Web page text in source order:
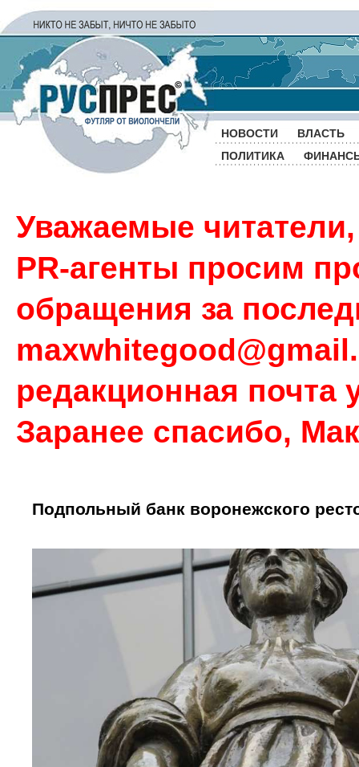
НОВОСТИ
ВЛАСТЬ
ПОЛИТИКА
Уважаемые
PR-агенты просим
обращения за
редакционная почта
Заранее спасибо,
Подпольный банк воронежского